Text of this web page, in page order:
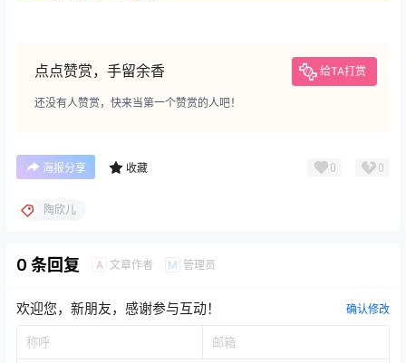
点点赞赏，手留余香 给TA打赏
还没有人赞赏，快来当第一个赞赏的人吧！
海报分享 收藏 0 0
陶欣儿
0 条回复 A 文章作者 M 管理员
欢迎您，新朋友，感谢参与互动！ 确认修改